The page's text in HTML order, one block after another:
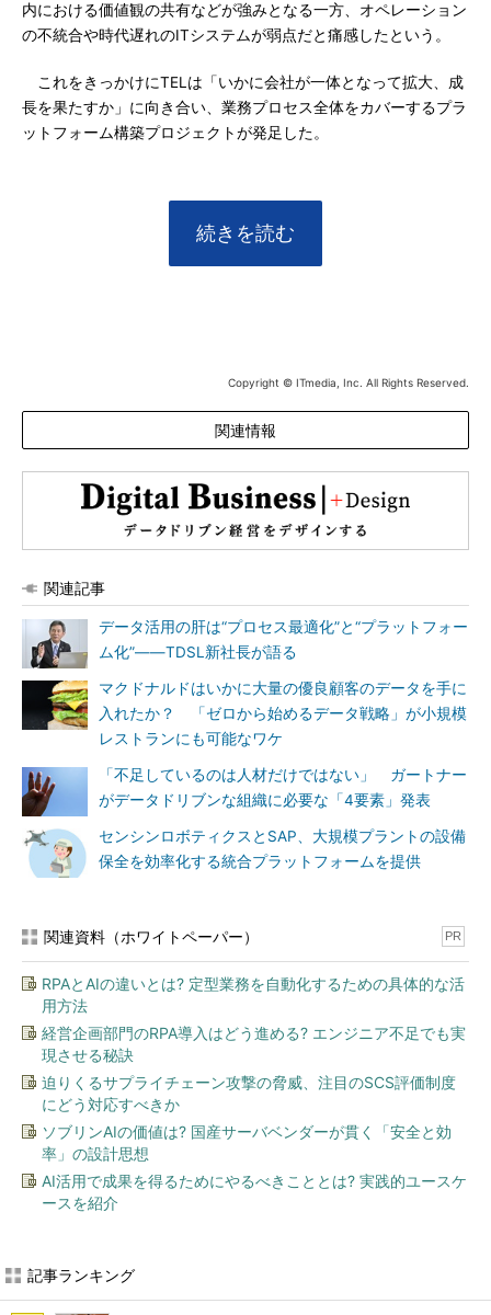
内における価値観の共有などが強みとなる一方、オペレーション
の不統合や時代遅れのITシステムが弱点だと痛感したという。
これをきっかけにTELは「いかに会社が一体となって拡大、成
長を果たすか」に向き合い、業務プロセス全体をカバーするプラ
ットフォーム構築プロジェクトが発足した。
続きを読む
Copyright © ITmedia, Inc. All Rights Reserved.
関連情報
関連記事
データ活用の肝は“プロセス最適化”と“プラットフォー
ム化”――TDSL新社長が語る
マクドナルドはいかに大量の優良顧客のデータを手に
入れたか？ 「ゼロから始めるデータ戦略」が小規模
レストランにも可能なワケ
「不足しているのは人材だけではない」 ガートナー
がデータドリブンな組織に必要な「4要素」発表
センシンロボティクスとSAP、大規模プラントの設備
保全を効率化する統合プラットフォームを提供
関連資料（ホワイトペーパー） PR
RPAとAIの違いとは? 定型業務を自動化するための具体的な活
用方法
経営企画部門のRPA導入はどう進める? エンジニア不足でも実
現させる秘訣
迫りくるサプライチェーン攻撃の脅威、注目のSCS評価制度
にどう対応すべきか
ソブリンAIの価値は? 国産サーバベンダーが貫く「安全と効
率」の設計思想
AI活用で成果を得るためにやるべきこととは? 実践的ユースケ
ースを紹介
記事ランキング